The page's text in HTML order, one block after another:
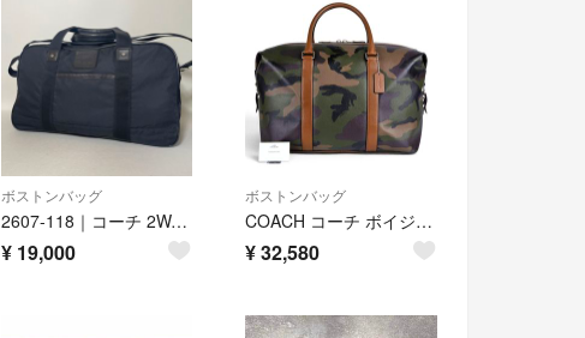
ボストンバッグ
2607-118｜コーチ 2WAYボストンバッグ ナイロン レザー ブラック
¥ 19,000
ボストンバッグ
COACH コーチ ボイジャー カモフラージュ エクスプローラー ボストンバッグ
¥32,580